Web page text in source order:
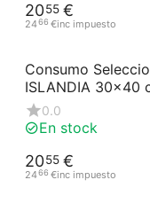
2055 €
2466 €inc impuesto
Consumo
ISLANDIA 30x40
0.0
En stock
2055 €
2466 €inc impuesto